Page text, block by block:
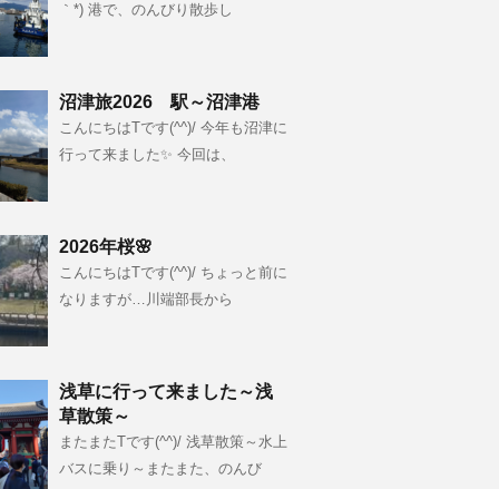
｀*) 港で、のんびり散歩し
沼津旅2026 駅～沼津港
こんにちはTです(^^)/ 今年も沼津に
行って来ました✨ 今回は、
2026年桜🌸
こんにちはTです(^^)/ ちょっと前に
なりますが…川端部長から
浅草に行って来ました～浅
草散策～
またまたTです(^^)/ 浅草散策～水上
バスに乗り～またまた、のんび